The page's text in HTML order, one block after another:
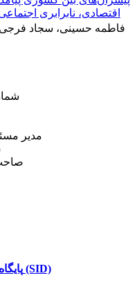
اقتصادی، نابرابری
فاطمه حسینی، سجاد
مدیر
پایگاه اطلاعات علمی جهاد دانشگاهی (SID)